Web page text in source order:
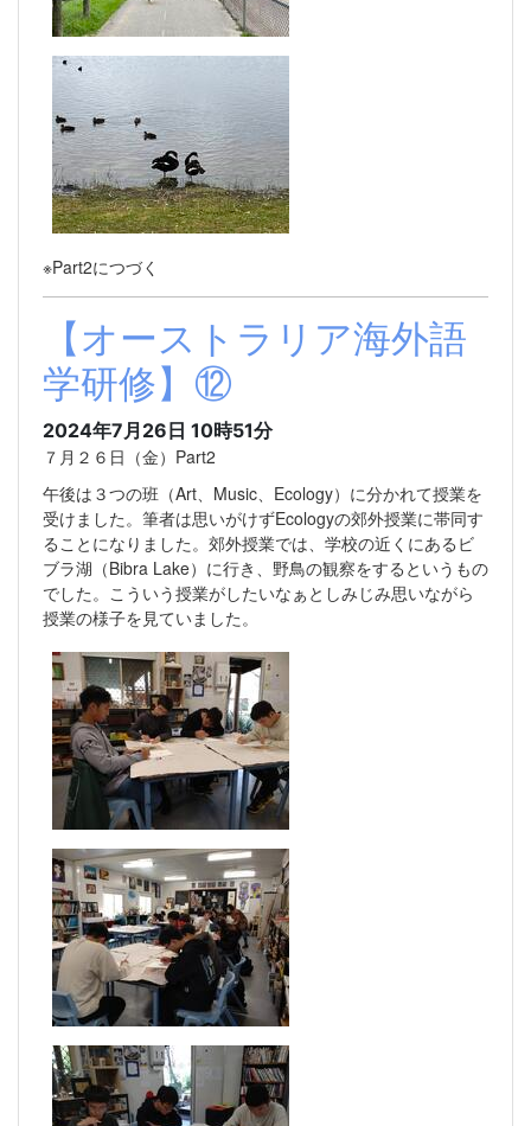
※Part2につづく
【オーストラリア海外語
学研修】⑫
2024年7月26日 10時51分
７月２６日（金）Part2
午後は３つの班（Art、Music、Ecology）に分かれて授業を
受けました。筆者は思いがけずEcologyの郊外授業に帯同す
ることになりました。郊外授業では、学校の近くにあるビ
ブラ湖（Bibra Lake）に行き、野鳥の観察をするというもの
でした。こういう授業がしたいなぁとしみじみ思いながら
授業の様子を見ていました。